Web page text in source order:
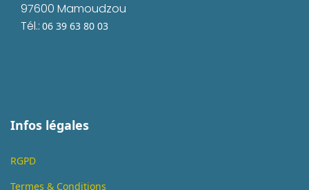
97600 Mamoudzou
Tél.: 06 39 63 80 03
Infos légales
RGPD
Termes & Conditions